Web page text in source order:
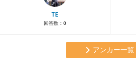
TE
回答数： 0
アンカー一覧